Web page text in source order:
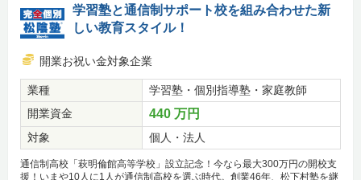
学習塾と通信制サポート校を組み合わせた新
しい教育スタイル！
開業お祝い金対象企業
業種
学習塾・個別指導塾・家庭教師
開業資金
440 万円
対象 個人・法人
通信制高校「萩明倫館高等学校」設立記念！今なら最大300万円の開校支
援！いまや10人に1人が通信制高校を選ぶ時代。創業46年、松下村塾を継